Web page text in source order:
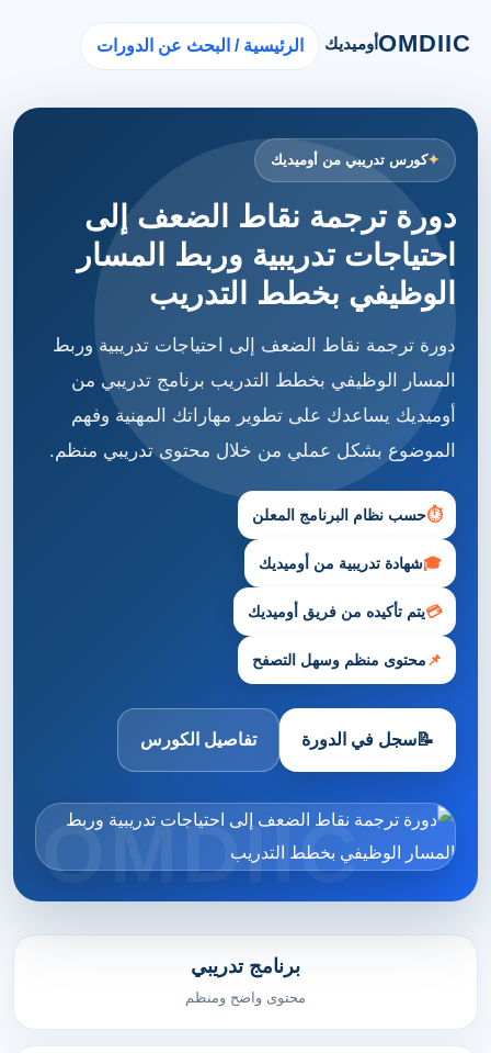
OMDIICأوميديك الرئيسية / البحث عن الدورات
كورس تدريبي من أوميديك
دورة ترجمة نقاط الضعف إلى
احتياجات تدريبية وربط المسار
الوظيفي بخطط التدريب
دورة ترجمة نقاط الضعف إلى احتياجات تدريبية وربط
المسار الوظيفي بخطط التدريب برنامج تدريبي من
أوميديك يساعدك على تطوير مهاراتك المهنية وفهم
الموضوع بشكل عملي من خلال محتوى تدريبي منظم.
⏱حسب نظام البرنامج المعلن
🎓شهادة تدريبية من أوميديك
💳يتم تأكيده من فريق أوميديك
📌محتوى منظم وسهل التصفح
📝سجل في الدورة تفاصيل الكورس
برنامج تدريبي
محتوى واضح ومنظم